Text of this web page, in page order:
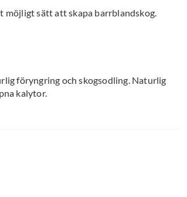
möjligt sätt att skapa barrblandskog.
föryngring och skogsodling. Naturlig
kalytor.